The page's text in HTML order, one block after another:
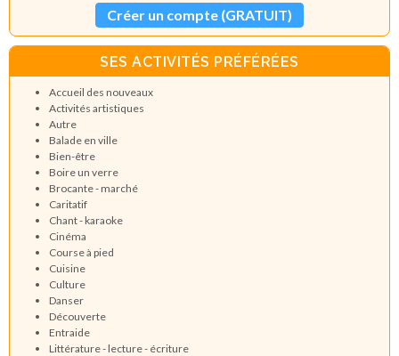
Créer un compte (GRATUIT)
SES ACTIVITÉS PRÉFÉRÉES
Accueil des nouveaux
Activités artistiques
Autre
Balade en ville
Bien-être
Boire un verre
Brocante - marché
Caritatif
Chant - karaoke
Cinéma
Course à pied
Cuisine
Culture
Danser
Découverte
Entraide
Littérature - lecture - écriture